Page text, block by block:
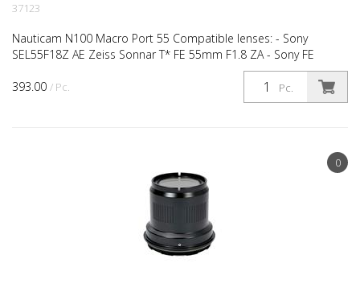
393.00 / Pc. Pc.
37123
Nauticam N100 Macro Port 55 Compatible lenses: - Sony
SEL55F18Z AE Zeiss Sonnar T* FE 55mm F1.8 ZA - Sony FE
90mm F2.8 Macro G OSS ** Compatible housing model: NA-
A7/R/S/...
0